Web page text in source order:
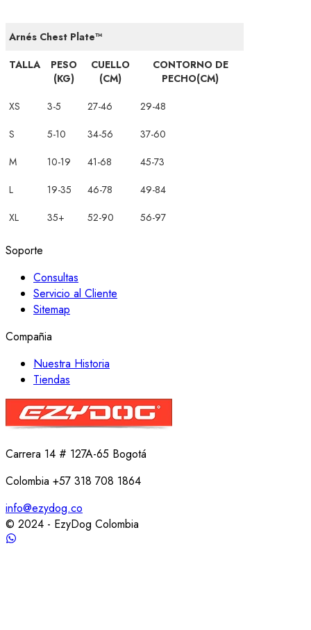
Arnés Chest Plate™
TALLA
PESO
(KG)
CUELLO
(CM)
CONTORNO DE
PECHO(CM)
XS
3-5 27-46
29-48
S
5-10 34-56
37-60
M
10-19 41-68
45-73
L
19-35 46-78
49-84
XL
35+ 52-90 56-97
Soporte
Consultas
Servicio al Cliente
Sitemap
Compañia
Nuestra Historia
Tiendas
Carrera 14 # 127A-65 Bogotá
Colombia +57 318 708 1864
info@ezydog.co
© 2024 - EzyDog Colombia